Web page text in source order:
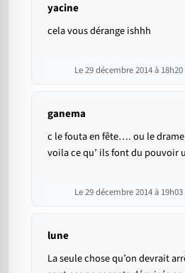
yacine
cela vous dérange ishhh
Le 29 décembre 2014 à 18h20
ganema
c le fouta en fête…. ou le
voila ce qu’ ils font du pouvoir
Le 29 décembre 2014 à 19h03
lune
La seule chose qu’on devrait